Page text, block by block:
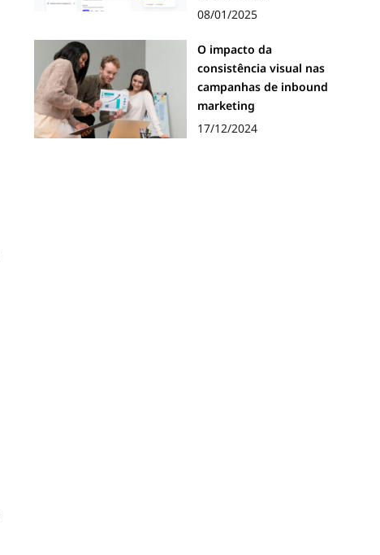
08/01/2025
O impacto da
consistência visual nas
campanhas de inbound
marketing
17/12/2024